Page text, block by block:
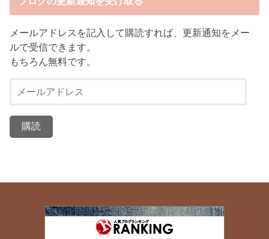
メールアドレスを記入して購読すれば、更新通知をメー
ルで受信できます。
もちろん無料です。
ル
食べて健康に簡単ダイエット成功法
ひとりで生きていくために〜 All roads